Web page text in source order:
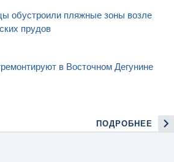
обустроили пляжные зоны возле
прудов
в Восточном Дегунине
ПОДРОБНЕЕ